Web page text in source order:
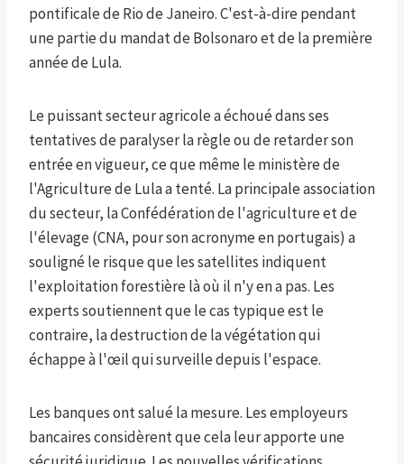
pontificale de Rio de Janeiro. C'est-à-dire pendant
une partie du mandat de Bolsonaro et de la première
année de Lula.
Le puissant secteur agricole a échoué dans ses
tentatives de paralyser la règle ou de retarder son
entrée en vigueur, ce que même le ministère de
l'Agriculture de Lula a tenté. La principale association
du secteur, la Confédération de l'agriculture et de
l'élevage (CNA, pour son acronyme en portugais) a
souligné le risque que les satellites indiquent
l'exploitation forestière là où il n'y en a pas. Les
experts soutiennent que le cas typique est le
contraire, la destruction de la végétation qui
échappe à l'œil qui surveille depuis l'espace.
Les banques ont salué la mesure. Les employeurs
bancaires considèrent que cela leur apporte une